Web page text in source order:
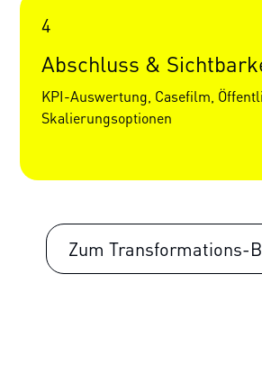
4
Abschluss &
KPI-Auswertung, Casefilm,
Skalierungsoptionen
Zum Transformations-